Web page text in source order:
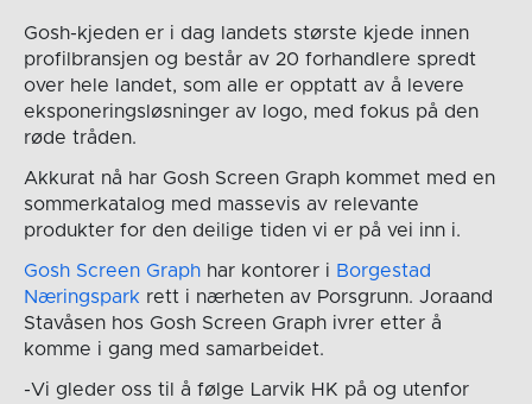
Gosh-kjeden er i dag landets største kjede innen
profilbransjen og består av 20 forhandlere spredt
over hele landet, som alle er opptatt av å levere
eksponeringsløsninger av logo, med fokus på den
røde tråden.
Akkurat nå har Gosh Screen Graph kommet med en
sommerkatalog med massevis av relevante
produkter for den deilige tiden vi er på vei inn i.
Gosh Screen Graphhar kontorer i Borgestad
Næringsparkrett i nærheten av Porsgrunn. Joraand
Stavåsen hos Gosh Screen Graph ivrer etter å
komme i gang med samarbeidet.
-Vi gleder oss til å følge Larvik HK på og utenfor